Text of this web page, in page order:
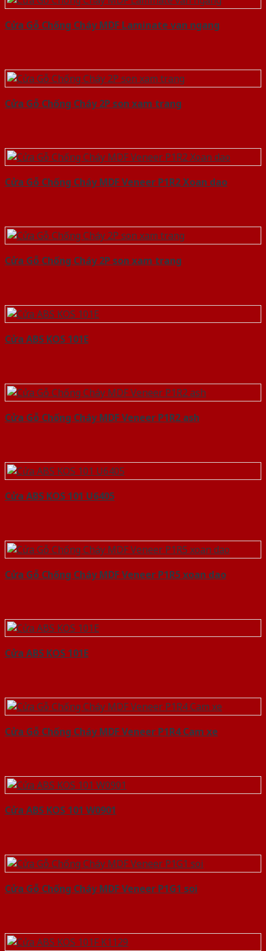
Cửa Gỗ Chống Cháy MDF Laminate van ngang
Cửa Gỗ Chống Cháy 2P son xam trang
Cửa Gỗ Chống Cháy MDF Veneer P1R2 Xoan dao
Cửa Gỗ Chống Cháy 2P son xam trang
Cửa ABS KOS 101E
Cửa Gỗ Chống Cháy MDF Veneer P1R2 ash
Cửa ABS KOS 101 U6405
Cửa Gỗ Chống Cháy MDF Veneer P1R5 xoan dao
Cửa ABS KOS 101E
Cửa Gỗ Chống Cháy MDF Veneer P1R4 Cam xe
Cửa ABS KOS 101 W0901
Cửa Gỗ Chống Cháy MDF Veneer P1G1 soi